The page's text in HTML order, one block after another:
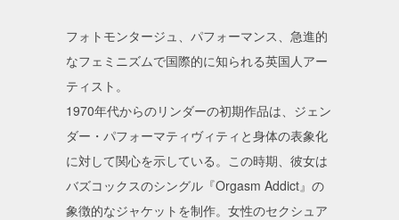
フォトモンタージュ、パフォーマンス、急進的
なフェミニズムで国際的に知られる英国人アー
ティスト。
1970年代からのリンダーの初期作品は、ジェン
ダー・パフォーマティヴィティと身体の表象化
に対して関心を示している。この時期、彼女は
バズコックスのシングル『Orgasm Addict』の
象徴的なジャケットを制作。女性のセクシュア